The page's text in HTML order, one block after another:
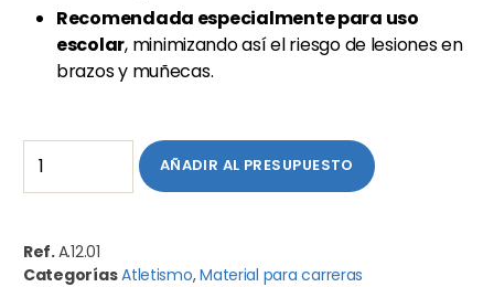
Recomendada especialmente para uso
escolar, minimizando así el riesgo de lesiones en
brazos y muñecas.
AÑADIR AL PRESUPUESTO
Ref.A.12.01
CategoríasAtletismo,Material para carreras